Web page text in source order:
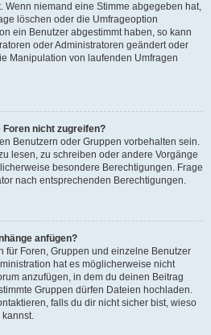
Wenn niemand eine Stimme abgegeben hat,
löschen oder die Umfrageoption
ein Benutzer abgestimmt haben, so kann
oder Administratoren geändert oder
Manipulation von laufenden Umfragen
nicht zugreifen?
Benutzern oder Gruppen vorbehalten sein.
lesen, zu schreiben oder andere Vorgänge
besondere Berechtigungen. Frage
nach entsprechenden Berechtigungen.
anfügen?
für Foren, Gruppen und einzelne Benutzer
hat es möglicherweise nicht
anzufügen, in dem du deinen Beitrag
Gruppen dürfen Dateien hochladen.
falls du dir nicht sicher bist, wieso